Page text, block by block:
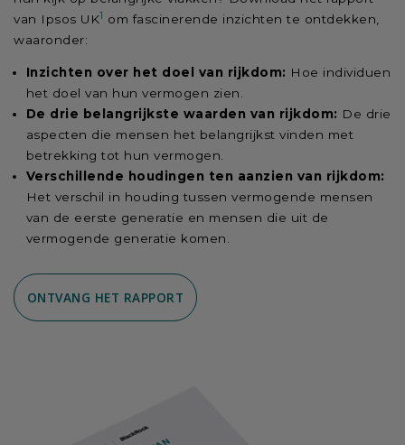
van Ipsos UK1 om fascinerende inzichten te ontdekken,
waaronder:
Inzichten over het doel van rijkdom: Hoe individuen
het doel van hun vermogen zien.
De drie belangrijkste waarden van rijkdom: De drie
aspecten die mensen het belangrijkst vinden met
betrekking tot hun vermogen.
Verschillende houdingen ten aanzien van rijkdom:
Het verschil in houding tussen vermogende mensen
van de eerste generatie en mensen die uit de
vermogende generatie komen.
ONTVANG HET RAPPORT